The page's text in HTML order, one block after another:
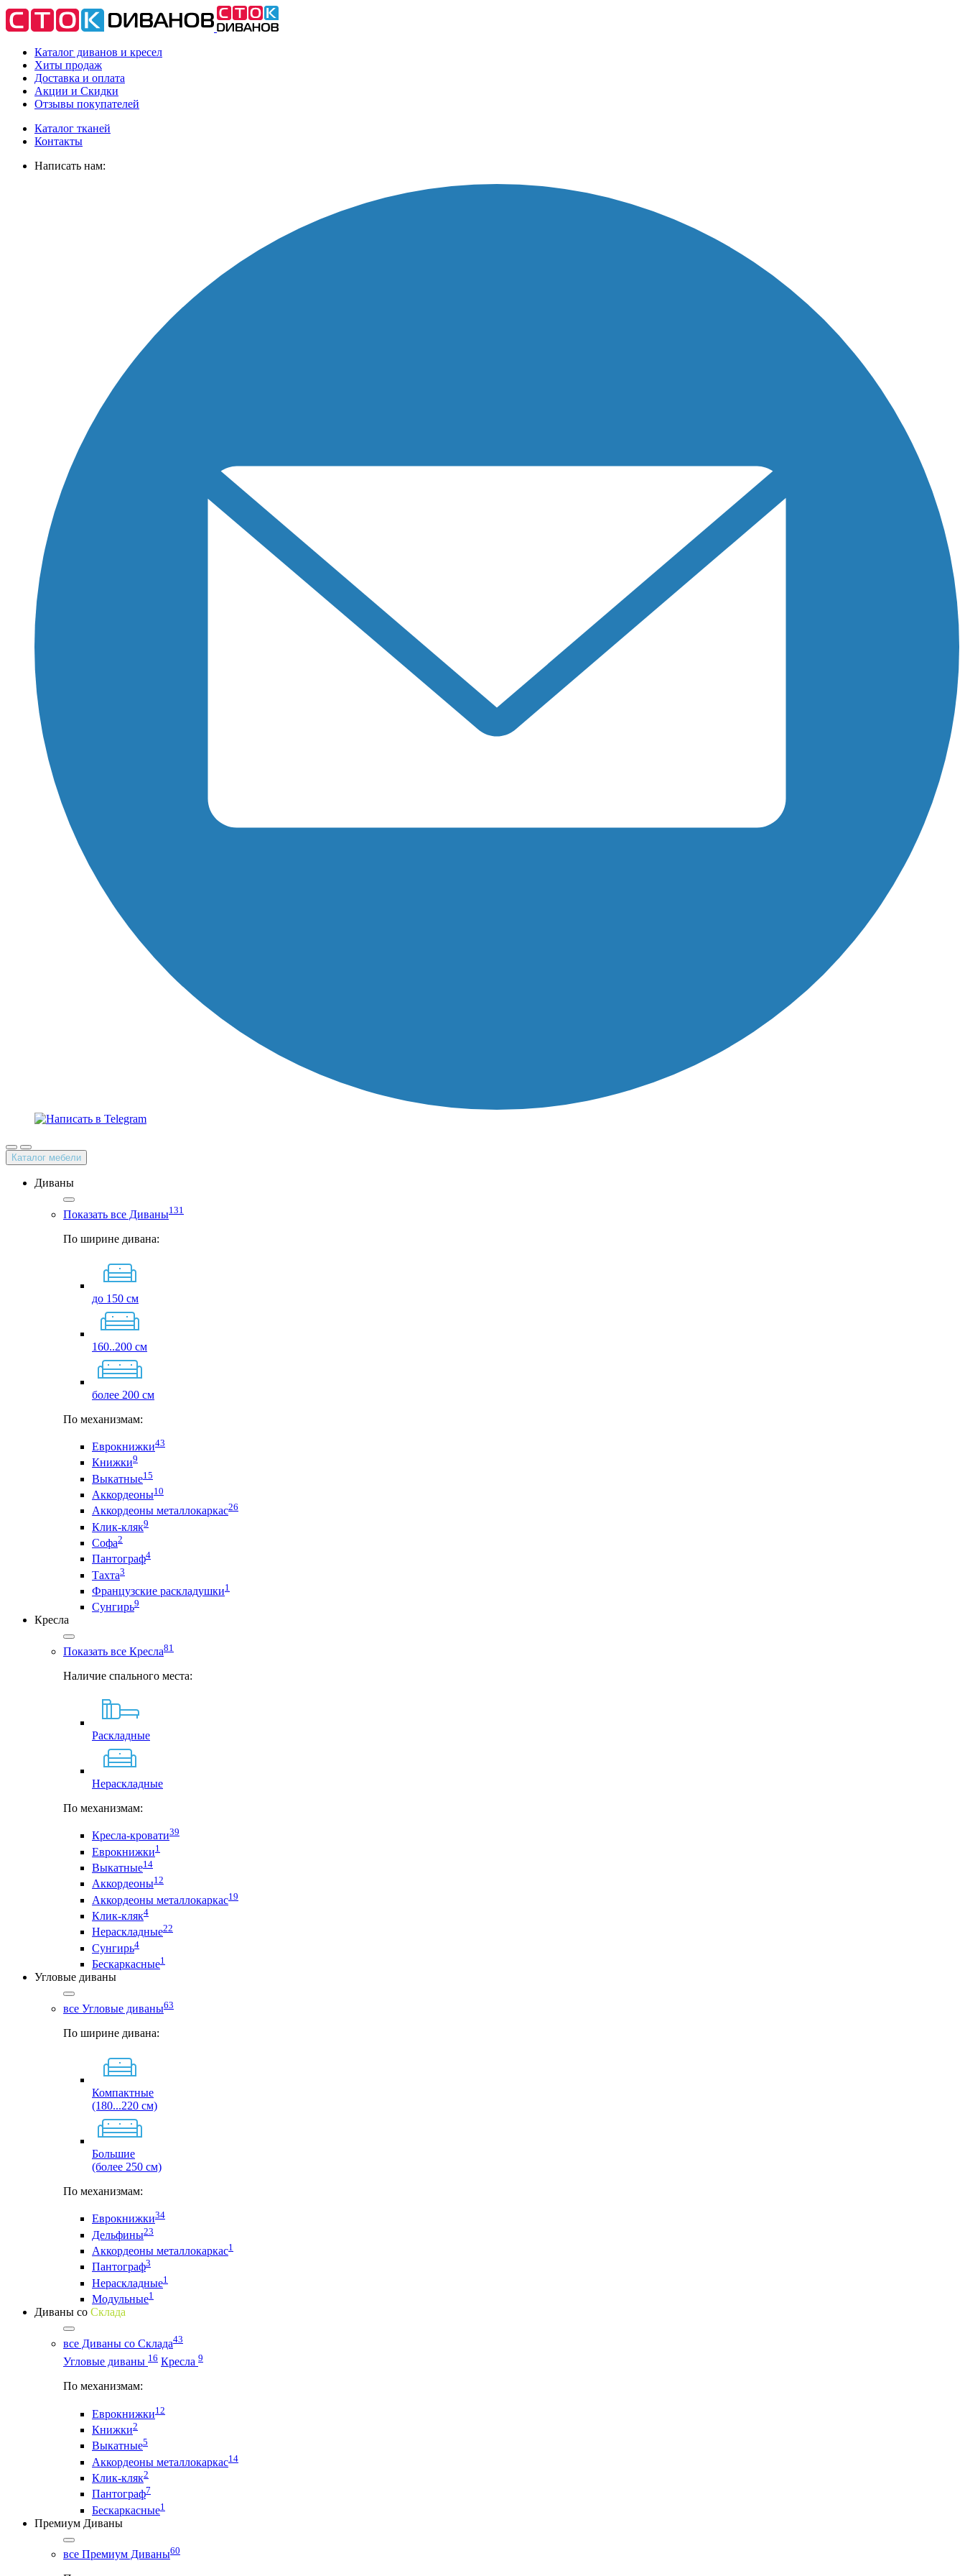
Каталог диванов и кресел
Хиты продаж
Доставка и оплата
Акции и Скидки
Отзывы покупателей
Каталог тканей
Контакты
Написать нам:
Каталог мебели
Диваны
Показать все Диваны131
По ширине дивана:
до 150 см
160..200 см
более 200 см
По механизмам:
Еврокнижки43
Книжки9
Выкатные15
Аккордеоны10
Аккордеоны металлокаркас26
Клик-кляк9
Софа2
Пантограф4
Тахта3
Французские раскладушки1
Сунгирь9
Кресла
Показать все Кресла81
Наличие спального места:
Раскладные
Нераскладные
По механизмам:
Кресла-кровати39
Еврокнижки1
Выкатные14
Аккордеоны12
Аккордеоны металлокаркас19
Клик-кляк4
Нераскладные22
Сунгирь4
Бескаркасные1
Угловые диваны
все Угловые диваны63
По ширине дивана:
Компактные
(180...220 см)
Большие
(более 250 см)
По механизмам:
Еврокнижки34
Дельфины23
Аккордеоны металлокаркас1
Пантограф3
Нераскладные1
Модульные1
Диваны со Склада
все Диваны со Склада43
Угловые диваны 16 Кресла 9
По механизмам:
Еврокнижки12
Книжки2
Выкатные5
Аккордеоны металлокаркас14
Клик-кляк2
Пантограф7
Бескаркасные1
Премиум Диваны
все Премиум Диваны60